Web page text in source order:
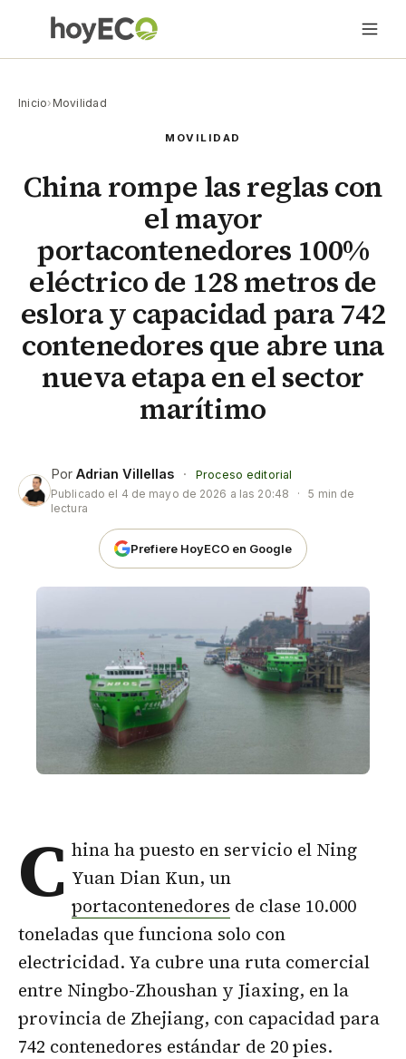
Inicio› Movilidad
MOVILIDAD
China rompe las reglas con
el mayor
portacontenedores 100%
eléctrico de 128 metros de
eslora y capacidad para 742
contenedores que abre una
nueva etapa en el sector
marítimo
Por Adrian Villellas ·
Proceso editorial
Publicado el 4 de mayo de 2026 a las 20:48 ·
5 min de
lectura
Prefiere HoyECO en Google
C hina ha puesto en servicio el Ning
Yuan Dian Kun, un
portacontenedores de clase 10.000
toneladas que funciona solo con
electricidad. Ya cubre una ruta comercial
entre Ningbo-Zhoushan y Jiaxing, en la
provincia de Zhejiang, con capacidad para
742 contenedores estándar de 20 pies.